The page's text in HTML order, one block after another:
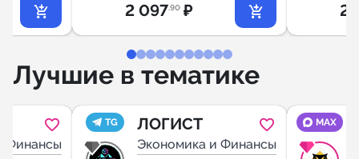
2 097.90 ₽ 2
Лучшие в тематике
Финансы
TG ЛОГИСТ
Экономика и Финансы
MAX